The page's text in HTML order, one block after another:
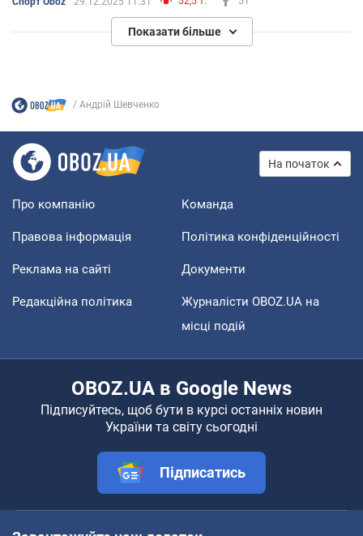
Показати більше
Андрій Шевченко
На початок
Про компанію Команда
Правова інформація Політика конфіденційності
Реклама на сайті Документи
Редакційна політика
Журналісти OBOZ.UA на
місці подій
OBOZ.UA в Google News
Підписуйтесь, щоб бути в курсі останніх новин
України та світу сьогодні
Підписатись